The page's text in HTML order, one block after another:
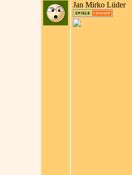
Jan Mirko Lüder